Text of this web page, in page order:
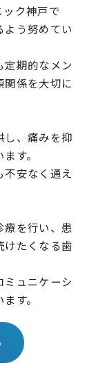
ク神戸で
よう努めてい
期的なメン
係を大切に
し、痛みを抑
す。
安なく通え
を行い、患
けたくなる歯
ミュニケーシ
す。